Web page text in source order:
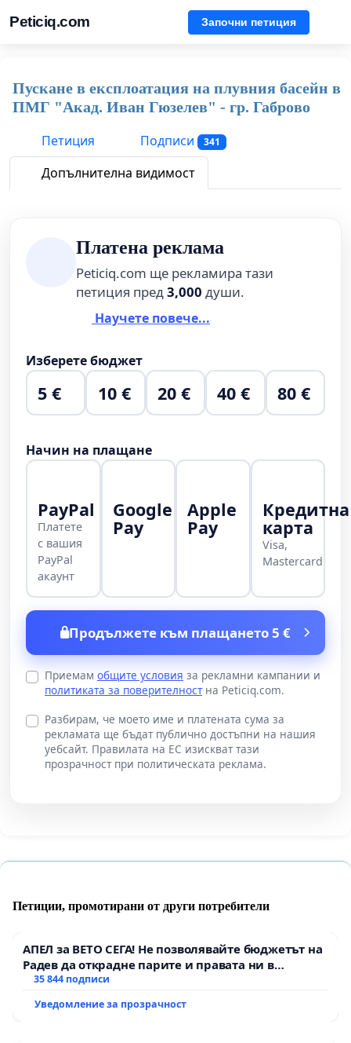
Peticiq.com Започни петиция
Пускане в експлоатация на плувния басейн в
ПМГ "Акад. Иван Гюзелев" - гр. Габрово
Петиция
Подписи 341
Допълнителна видимост
Платена реклама
Peticiq.com ще рекламира тази
петиция пред3,000 души.
Научете повече...
Изберете бюджет
5 € 10 € 20 € 40 € 80 €
Начин на плащане
PayPal
Платете
с вашия
PayPal
акаунт
Google
Pay
Apple
Pay
Кредитна
карта
Visa,
Mastercard
Продължете към плащането 5 €
Приемам общите условия за рекламни кампании и
политиката за поверителностна Peticiq.com.
Разбирам, че моето име и платената сума за
рекламата ще бъдат публично достъпни на нашия
уебсайт. Правилата на ЕС изискват тази
прозрачност при политическата реклама.
Петиции, промотирани от други потребители
АПЕЛ за ВЕТО СЕГА! Не позволявайте бюджетът на
Радев да открадне парите и правата ни в
тъмното
35 844 подписи
Уведомление за прозрачност